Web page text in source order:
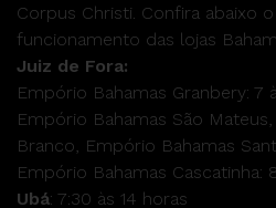
Corpus Christi. Confira abaixo
funcionamento das lojas
Juiz de Fora:
Empório Bahamas Granbery: 7
Empório Bahamas São
Branco, Empório Bahamas
Empório Bahamas Cascatinha:
Ubá: 7:30 às 14 horas